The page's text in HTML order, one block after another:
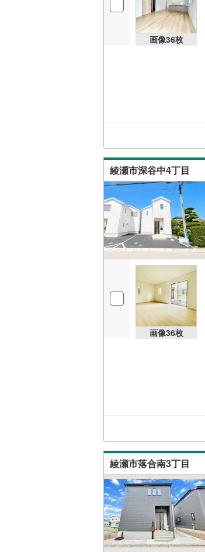
画像36枚
綾瀬市深谷中4丁目
画像36枚
綾瀬市落合南3丁目